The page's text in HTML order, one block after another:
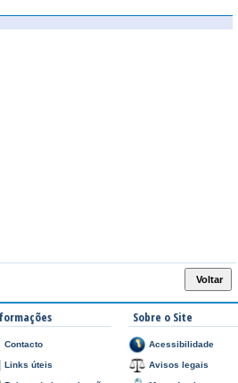
Contacto
Links úteis
Sobre o Site
Acessibilidade
Avisos legais